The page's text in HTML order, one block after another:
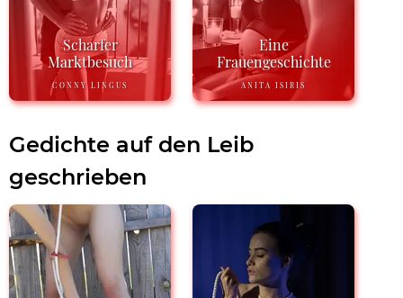
Scharfer
Marktbesuch
CONNY LINGUS
Eine
Frauengeschichte
ANITA ISIRIS
Gedichte auf den Leib
geschrieben